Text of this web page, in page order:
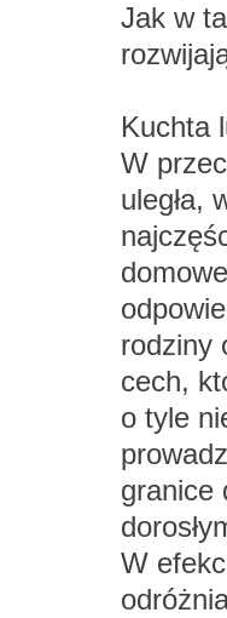
Jak w
Kuchta
W
uległa,
rodziny
cech,
o tyle
granice
W